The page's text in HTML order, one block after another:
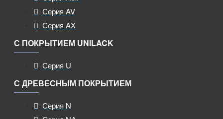
Серия AV
Серия AX
С ПОКРЫТИЕМ UNILACK
Серия U
С ДРЕВЕСНЫМ ПОКРЫТИЕМ
Серия N